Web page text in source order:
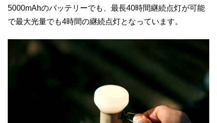
5000mAhのバッテリーでも、最長40時間継続点灯が可能
で最大光量でも4時間の継続点灯となっています。